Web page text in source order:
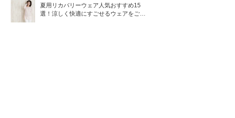
夏用リカバリーウェア人気おすすめ15
選！涼しく快適にすごせるウェアをご紹